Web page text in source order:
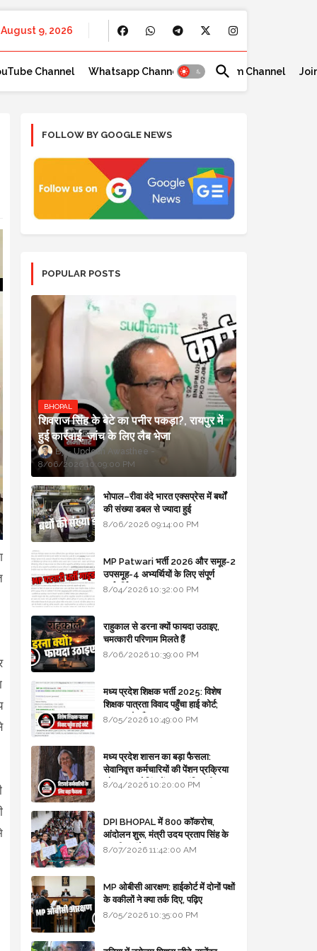
August 9, 2026
Channel Whatsapp Channel Telegram Channel
FOLLOW BY GOOGLE NEWS
POPULAR POSTS
BHOPAL
शिवराज सिंह के बेटे का पनीर पकड़ा?, रायपुर में
हुई कार्रवाई, जांच के लिए लैब भेजा
Updesh Awasthee
8/06/2026 10:09:00 PM
भोपाल–रीवा वंदे भारत एक्सप्रेस में बर्थों
की संख्या डबल से ज्यादा हुई
8/06/2026 09:14:00 PM
MP Patwari भर्ती 2026 और समूह-2
उपसमूह-4 अभ्यर्थियों के लिए संपूर्ण
मार्गदर्शिका
8/04/2026 10:32:00 PM
राहुकाल से डरना क्यों फायदा उठाइए,
चमत्कारी परिणाम मिलते हैं
8/06/2026 10:39:00 PM
मध्य प्रदेश शिक्षक भर्ती 2025: विशेष
शिक्षक पात्रता विवाद पहुँचा हाई कोर्ट;
सरकार से माँगा जवाब
8/05/2026 10:49:00 PM
मध्य प्रदेश शासन का बड़ा फैसला:
सेवानिवृत्त कर्मचारियों की पेंशन प्रक्रिया
और बजट कोडिंग में हुए क्रांतिकारी
8/04/2026 10:20:00 PM
DPI BHOPAL में 800 कॉकरोच,
आंदोलन शुरू, मंत्री उदय प्रताप सिंह के
घर भी जाएंगे
8/07/2026 11:42:00 AM
MP ओबीसी आरक्षण: हाईकोर्ट में दोनों पक्षों
के वकीलों ने क्या तर्क दिए, पढ़िए
8/05/2026 10:35:00 PM